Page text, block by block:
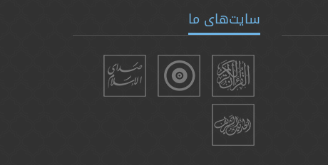
سایت‌های ما